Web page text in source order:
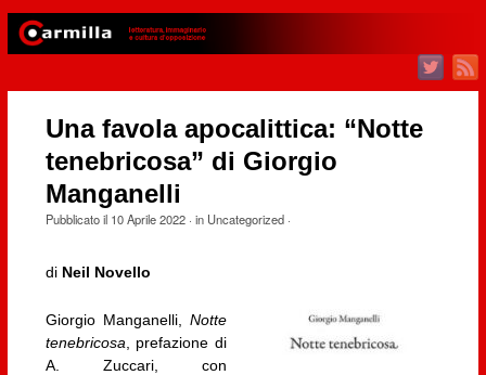
Una favola apocalittica: “Notte
tenebricosa” di Giorgio
Manganelli
Pubblicato il 10 Aprile 2022· in Uncategorized·
di Neil Novello
Giorgio Manganelli,
Notte
tenebricosa , prefazione di
A. Zuccari, con